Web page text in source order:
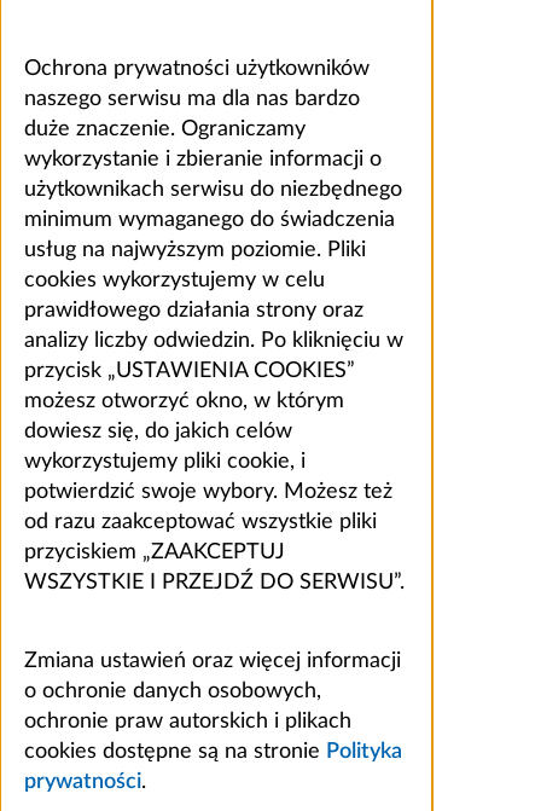
Ochrona prywatności użytkowników
naszego serwisu ma dla nas bardzo
duże znaczenie. Ograniczamy
wykorzystanie i zbieranie informacji o
użytkownikach serwisu do niezbędnego
minimum wymaganego do świadczenia
usług na najwyższym poziomie. Pliki
cookies wykorzystujemy w celu
prawidłowego działania strony oraz
analizy liczby odwiedzin. Po kliknięciu w
przycisk „USTAWIENIA COOKIES”
możesz otworzyć okno, w którym
dowiesz się, do jakich celów
wykorzystujemy pliki cookie, i
potwierdzić swoje wybory. Możesz też
od razu zaakceptować wszystkie pliki
przyciskiem „ZAAKCEPTUJ
WSZYSTKIE I PRZEJDŹ DO SERWISU”.
Zmiana ustawień oraz więcej informacji
o ochronie danych osobowych,
ochronie praw autorskich i plikach
cookies dostępne są na stronie Polityka
prywatności.